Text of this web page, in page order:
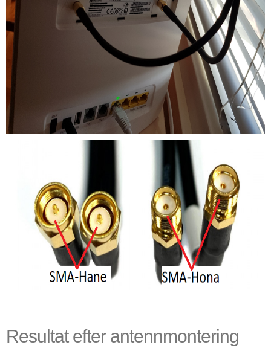
Resultat efter antennmontering